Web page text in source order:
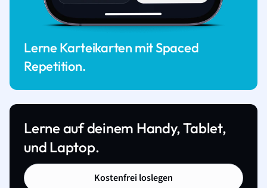
Lerne Karteikarten mit Spaced
Repetition.
Lerne auf deinem Handy, Tablet,
und Laptop.
Kostenfrei loslegen